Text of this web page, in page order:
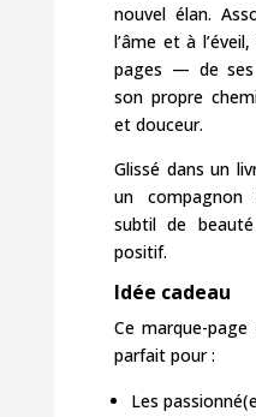
nouvel élan.
l’âme et à
pages — de
son propre
et douceur.
Glissé dans un
un compagnon
subtil de
positif.
Idée cadeau
Ce marque-
parfait pour :
Les